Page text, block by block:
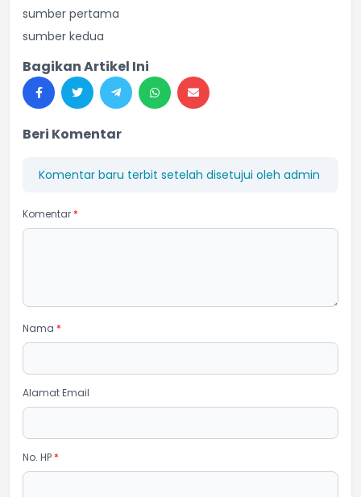
sumber pertama
sumber kedua
Bagikan Artikel Ini
Beri Komentar
Komentar baru terbit setelah disetujui oleh admin
Komentar *
Nama *
Alamat Email
No. HP *